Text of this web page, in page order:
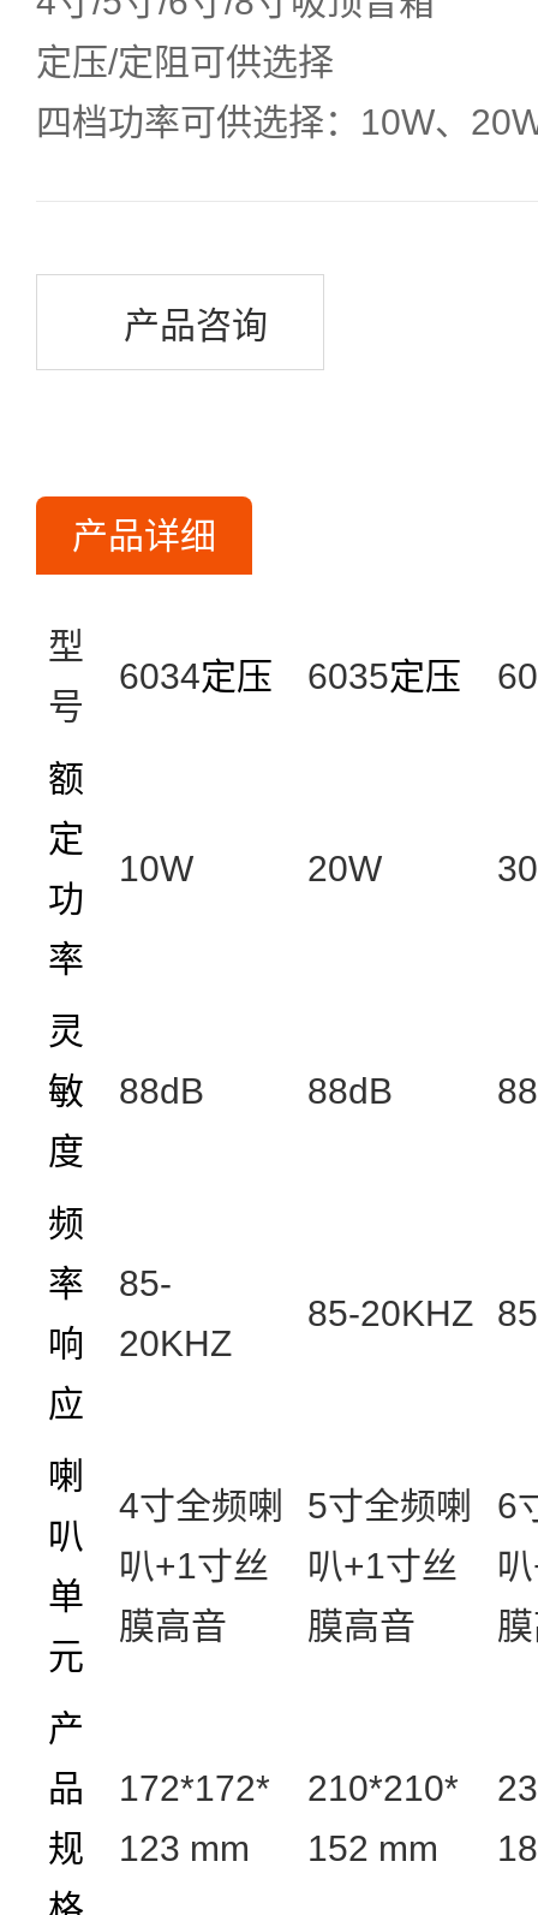
定压/定阻可供选择
四档功率可供选择：10W、
产品咨询
产品详细
型
号
6034定压 6035定压
额
定
功
率
10W 20W
灵
敏
度
88dB 88dB
频
率
响
应
85-
20KHZ
85-20KHZ
喇
叭
单
元
4寸全频喇
叭+1寸丝
膜高音
5寸全频喇
叭+1寸丝
膜高音
6
叭
产
品
规
172*172*
123 mm
210*210*
152 mm